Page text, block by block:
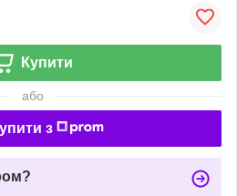
Купити
або
з